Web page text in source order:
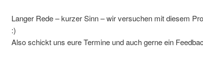
Langer Rede – kurzer Sinn – wir versuchen mit diesem
:)
Also schickt uns eure Termine und auch gerne ein